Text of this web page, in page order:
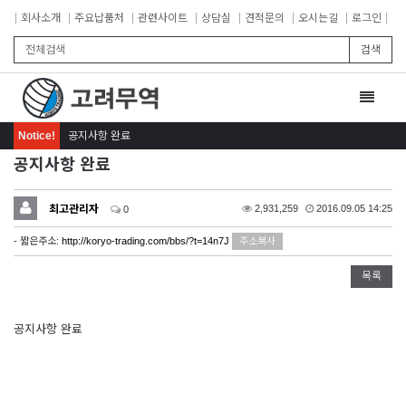
회사소개 주요납품처 관련사이트 상담실 견적문의 오시는길 로그인
검색
Toggle
Notice! 공지사항 완료
공지사항 완료
최고관리자 0 2,931,259 2016.09.05 14:25
- 짧은주소: http://koryo-trading.com/bbs/?t=14n7J 주소복사
목록
공지사항 완료